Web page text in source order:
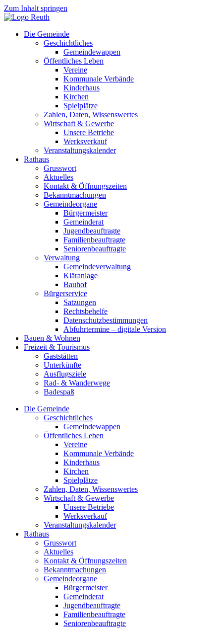
Zum Inhalt springen
Die Gemeinde
Geschichtliches
Gemeindewappen
Öffentliches Leben
Vereine
Kommunale Verbände
Kinderhaus
Kirchen
Spielplätze
Zahlen, Daten, Wissenswertes
Wirtschaft & Gewerbe
Unsere Betriebe
Werksverkauf
Veranstaltungskalender
Rathaus
Grusswort
Aktuelles
Kontakt & Öffnungszeiten
Bekanntmachungen
Gemeindeorgane
Bürgermeister
Gemeinderat
Jugendbeauftragte
Familienbeauftragte
Seniorenbeauftragte
Verwaltung
Gemeindeverwaltung
Kläranlage
Bauhof
Bürgerservice
Satzungen
Rechtsbehelfe
Datenschutzbestimmungen
Abfuhrtermine – digitale Version
Bauen & Wohnen
Freizeit & Tourismus
Gaststätten
Unterkünfte
Ausflugsziele
Rad- & Wanderwege
Badespaß
Die Gemeinde
Geschichtliches
Gemeindewappen
Öffentliches Leben
Vereine
Kommunale Verbände
Kinderhaus
Kirchen
Spielplätze
Zahlen, Daten, Wissenswertes
Wirtschaft & Gewerbe
Unsere Betriebe
Werksverkauf
Veranstaltungskalender
Rathaus
Grusswort
Aktuelles
Kontakt & Öffnungszeiten
Bekanntmachungen
Gemeindeorgane
Bürgermeister
Gemeinderat
Jugendbeauftragte
Familienbeauftragte
Seniorenbeauftragte